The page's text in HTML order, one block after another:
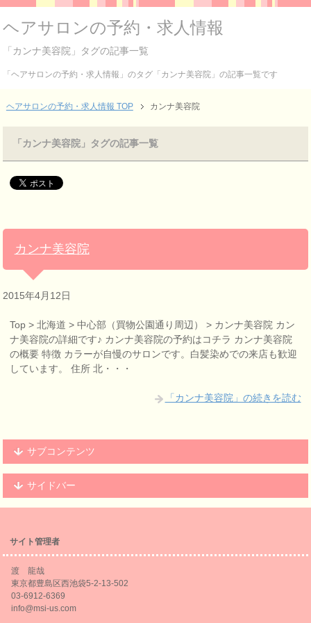
ヘアサロンの予約・求人情報
「カンナ美容院」タグの記事一覧
「ヘアサロンの予約・求人情報」のタグ「カンナ美容院」の記事一覧です
ヘアサロンの予約・求人情報 TOP カンナ美容院
「カンナ美容院」タグの記事一覧
カンナ美容院
2015年4月12日
Top > 北海道 > 中心部（買物公園通り周辺） > カンナ美容院 カン
ナ美容院の詳細です♪ カンナ美容院の予約はコチラ カンナ美容院
の概要 特徴 カラーが自慢のサロンです。白髪染めでの来店も歓迎
しています。 住所 北・・・
「カンナ美容院」の続きを読む
サブコンテンツ
サイドバー
サイト管理者
渡 龍哉
東京都豊島区西池袋5-2-13-502
03-6912-6369
info@msi-us.com